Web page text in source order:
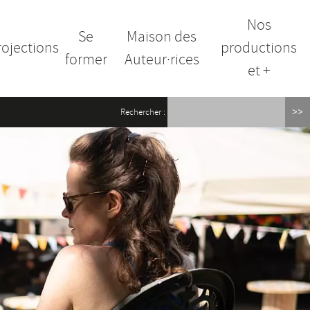
Se
former
Maison des
Auteur·rices
Nos
productions
et +
Rechercher :